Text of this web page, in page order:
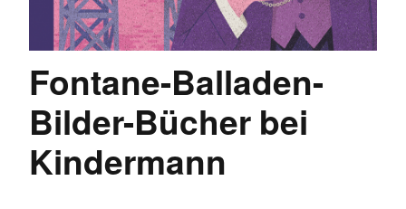
Fontane-Balladen-
Bilder-Bücher bei
Kindermann